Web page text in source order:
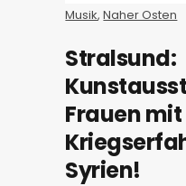
Musik,Naher Osten
Stralsund:
Frauen mit
Syrien!